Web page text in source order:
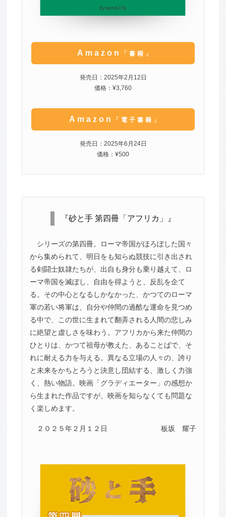
Amazon 「書籍」
発売日：2025年2月12日
価格：¥3,760
Amazon 「電子書籍」
発売日：2025年6月24日
価格：¥500
『砂と手 第四冊「アフリカ」』
シリーズの第四冊。ローマ帝国がほろぼした国々
から集められて、明日をも知らぬ競技に引き出され
る剣闘士奴隷たちが、出自も身分も乗り越えて、ロ
ーマ帝国を滅ぼし、自由を得ようと、反乱を企て
る。その中心となるしかなかった、かつてのローマ
軍の若い将軍は、自分や仲間の過酷な運命を見つめ
る中で、この世に生まれて翻弄される人間の悲しみ
に絶望と虚しさを味わう。アフリカから来た仲間の
ひとりは、かつて祖母が教えた、あることばで、そ
れに耐える力を与える。異なる立場の人々の、誇り
と未来をかちとろうと決意し団結する、激しく力強
く、熱い物語。映画「グラディエーター」の感想か
ら生まれた作品ですが、映画を知らなくても問題な
く楽しめます。
２０２５年２月１２日 板坂 耀子